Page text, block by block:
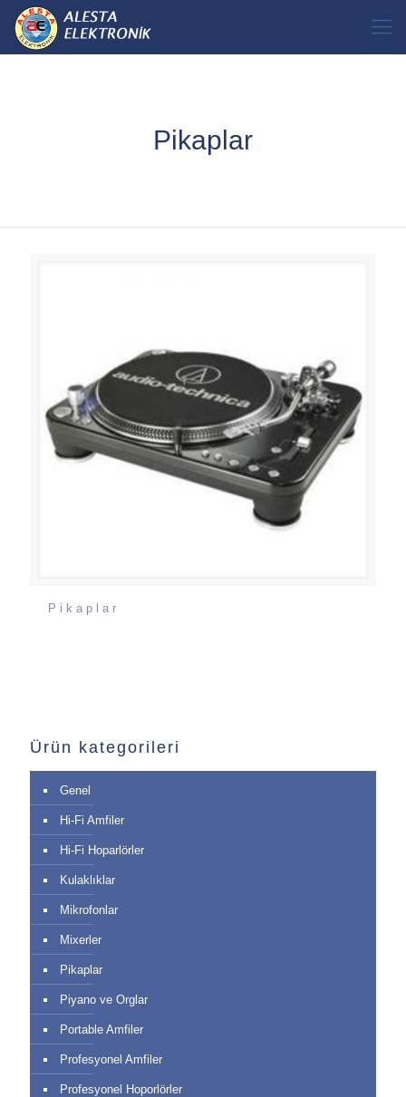
Pikaplar
Pikaplar
Ürün kategorileri
Genel
Hi-Fi Amfiler
Hi-Fi Hoparlörler
Kulaklıklar
Mikrofonlar
Mixerler
Pikaplar
Piyano ve Orglar
Portable Amfiler
Profesyonel Amfiler
Profesyonel Hoporlörler